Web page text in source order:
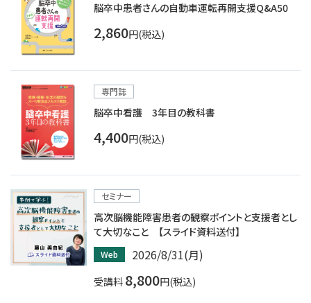
脳卒中患者さんの自動車運転再開支援Q&A50
2,860円(税込)
専門誌
脳卒中看護 3年目の教科書
4,400円(税込)
セミナー
高次脳機能障害患者の観察ポイントと支援者とし
て大切なこと 【スライド資料送付】
Web 2026/8/31(月)
受講料 8,800円(税込)